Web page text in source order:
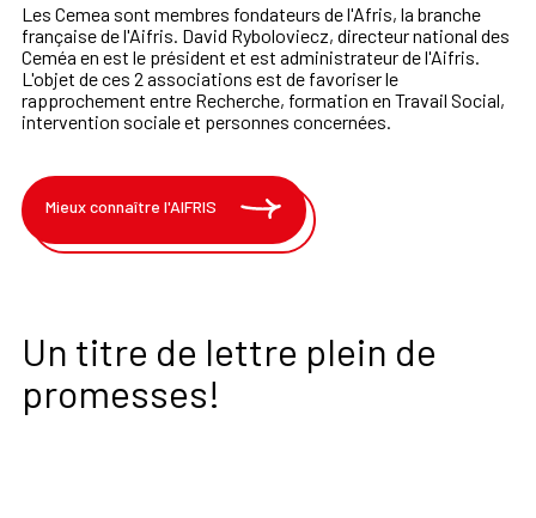
Les Cemea sont membres fondateurs de l'Afris, la branche
française de l'Aifris. David Ryboloviecz, directeur national des
Ceméa en est le président et est administrateur de l'Aifris.
L'objet de ces 2 associations est de favoriser le
rapprochement entre Recherche, formation en Travail Social,
intervention sociale et personnes concernées.
Mieux connaître l'AIFRIS
Un titre de lettre plein de
promesses!